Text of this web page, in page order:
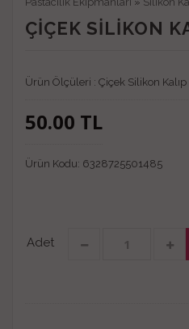
ÇIÇEK SILIKON
Ürün Ölçüleri : Çiçek Silikon Kalıp
50.00 TL
Ürün Kodu: 6328725501485
Adet